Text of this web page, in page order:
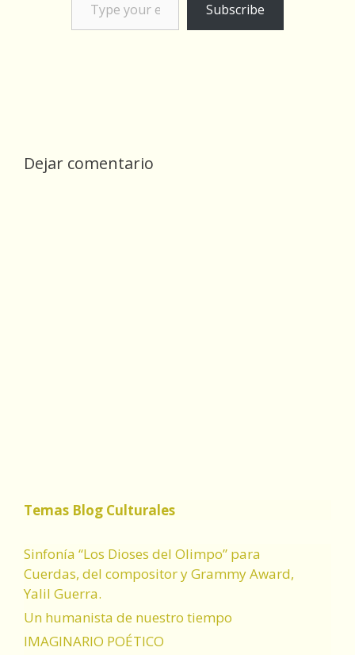
Subscribe
Dejar comentario
Temas Blog Culturales
Sinfonía “Los Dioses del Olimpo” para
Cuerdas, del compositor y Grammy Award,
Yalil Guerra.
Un humanista de nuestro tiempo
IMAGINARIO POÉTICO